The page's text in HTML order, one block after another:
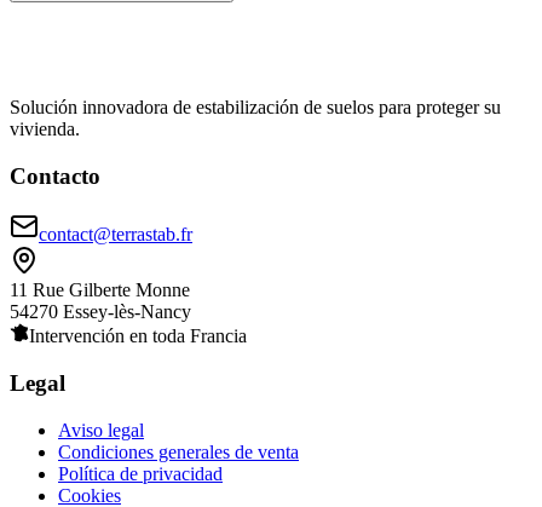
Solución innovadora de estabilización de suelos para proteger su
vivienda.
Contacto
contact@terrastab.fr
11 Rue Gilberte Monne
54270 Essey-lès-Nancy
Intervención en toda Francia
Legal
Aviso legal
Condiciones generales de venta
Política de privacidad
Cookies